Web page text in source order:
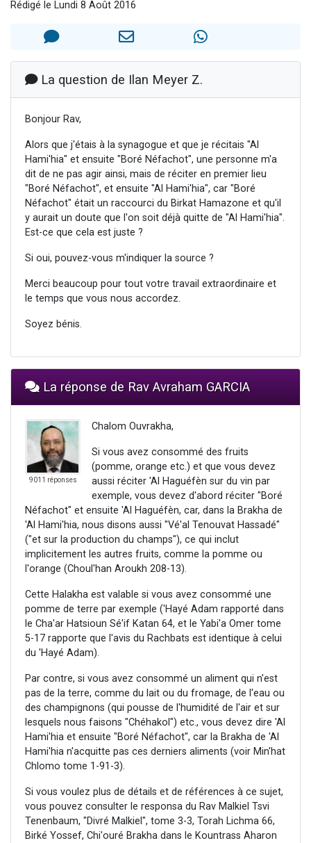
Il reste 49 places pour étudier en groupe sur Zoom
2 nouvelles musiques dans Torah-Box Music
6 personnes viennent de nous rejoindre sur WhatsApp
Rédigé le Lundi 8 Août 2016
La question de Ilan Meyer Z.
Bonjour Rav,
Alors que j'étais à la synagogue et que je récitais "Al
Hami'hia" et ensuite "Boré Néfachot", une personne m'a
dit de ne pas agir ainsi, mais de réciter en premier lieu
"Boré Néfachot", et ensuite "Al Hami'hia", car "Boré
Néfachot" était un raccourci du Birkat Hamazone et qu'il
y aurait un doute que l'on soit déjà quitte de "Al Hami'hia".
Est-ce que cela est juste ?
Si oui, pouvez-vous m'indiquer la source ?
Merci beaucoup pour tout votre travail extraordinaire et
le temps que vous nous accordez.
Soyez bénis.
La réponse de Rav Avraham GARCIA
9011 réponses
Chalom Ouvrakha,
Si vous avez consommé des fruits
(pomme, orange etc.) et que vous devez
aussi réciter 'Al Haguéfèn sur du vin par
exemple, vous devez d'abord réciter "Boré
Néfachot" et ensuite 'Al Haguéfèn, car, dans la Brakha de
'Al Hami'hia, nous disons aussi "Vé'al Tenouvat Hassadé"
("et sur la production du champs"), ce qui inclut
implicitement les autres fruits, comme la pomme ou
l'orange (Choul'han Aroukh 208-13).
Cette Halakha est valable si vous avez consommé une
pomme de terre par exemple ('Hayé Adam rapporté dans
le Cha'ar Hatsioun Sé'if Katan 64, et le Yabi'a Omer tome
5-17 rapporte que l'avis du Rachbats est identique à celui
du 'Hayé Adam).
Par contre, si vous avez consommé un aliment qui n'est
pas de la terre, comme du lait ou du fromage, de l'eau ou
des champignons (qui pousse de l'humidité de l'air et sur
lesquels nous faisons "Chéhakol") etc., vous devez dire 'Al
Hami'hia et ensuite "Boré Néfachot", car la Brakha de 'Al
Hami'hia n'acquitte pas ces derniers aliments (voir Min'hat
Chlomo tome 1-91-3).
Si vous voulez plus de détails et de références à ce sujet,
vous pouvez consulter le responsa du Rav Malkiel Tsvi
Tenenbaum, "Divré Malkiel", tome 3-3, Torah Lichma 66,
Birké Yossef, Chi'ouré Brakha dans le Kountrass Aharon